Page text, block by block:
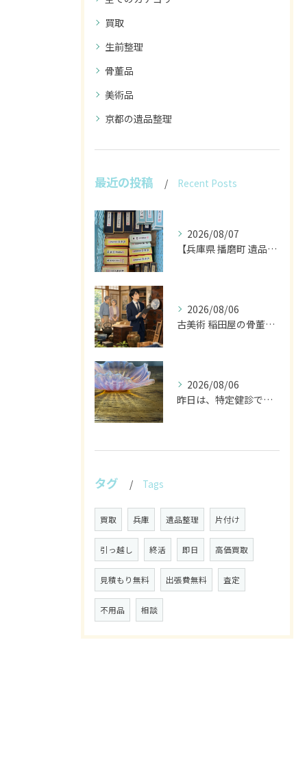
買取
生前整理
骨董品
美術品
京都の遺品整理
最近の投稿 Recent Posts
2026/08/07
【兵庫県 播磨町 遺品整理 買取 書道具 墨】
2026/08/06
古美術 稲田屋の骨董家具と遺品整理の目利き
2026/08/06
昨日は、特定健診でした。
タグ Tags
買取 兵庫 遺品整理 片付け
引っ越し 終活 即日 高価買取
見積もり無料 出張費無料 査定
不用品 相談